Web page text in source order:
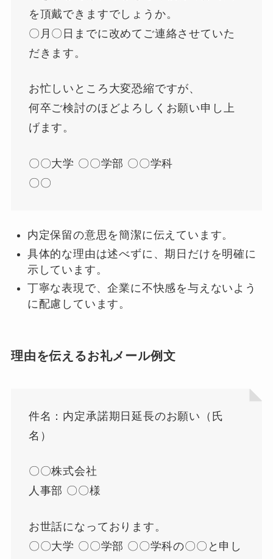
を頂戴できますでしょうか。
〇月〇日までに改めてご連絡させていた
だきます。
お忙しいところ大変恐縮ですが、
何卒ご検討のほどよろしくお願い申し上
げます。
〇〇大学 〇〇学部 〇〇学科
〇〇
内定保留の意思を簡潔に伝えています。
具体的な理由は述べずに、期日だけを明確に
示しています。
丁寧な表現で、企業に不快感を与えないよう
に配慮しています。
理由を伝えるお礼メール例文
件名：内定承諾期日延長のお願い（氏
名）
〇〇株式会社
人事部 〇〇様
お世話になっております。
〇〇大学 〇〇学部 〇〇学科の〇〇と申し